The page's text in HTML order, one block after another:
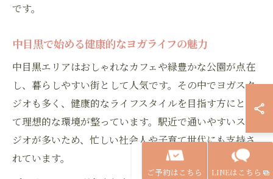
です。
中目黒で始める健康的なヨガライフの魅力
中目黒エリアはおしゃれなカフェや緑豊かな公園が点在
し、暮らしやすい街として人気です。その中でヨガスタ
ジオも多く、健康的なライフスタイルを目指す方にとっ
て理想的な環境が整っています。駅近で通いやすいスタ
ジオが多いため、忙しい社会人や子育て世代にも支持さ
れています。
ご予約はこちら LINEはこちら